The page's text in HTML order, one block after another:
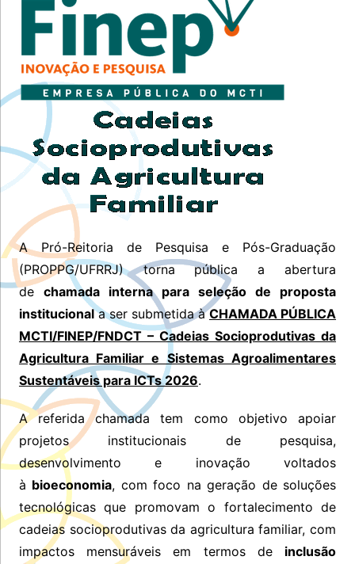
A Pró-Reitoria de Pesquisa e Pós-Graduação
(PROPPG/UFRRJ) torna pública a abertura
de chamada interna para seleção de proposta
institucionala ser submetida àCHAMADA PÚBLICA
MCTI/FINEP/FNDCT – Cadeias Socioprodutivas da
Agricultura Familiar e Sistemas Agroalimentares
Sustentáveis para ICTs 2026.
A referida chamada tem como objetivo apoiar
projetos institucionais de pesquisa,
desenvolvimento e inovação voltados
à bioeconomia, com foco na geração de soluções
tecnológicas que promovam o fortalecimento de
cadeias socioprodutivas da agricultura familiar, com
impactos mensuráveis em termos de inclusão